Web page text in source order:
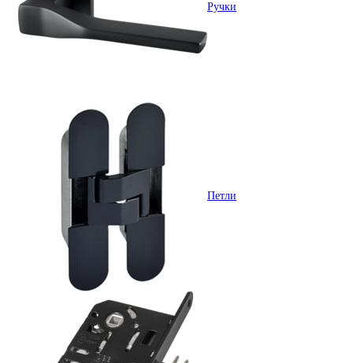
Ручки
Петли